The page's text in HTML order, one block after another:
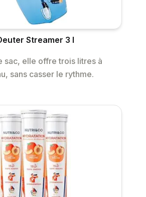
Streamer 3 l
sac, elle offre trois litres à
sans casser le rythme.